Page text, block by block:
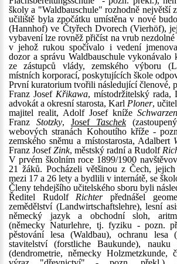
školy a "Waldbauschule" rozhodně největší
učiliště byla zpočátku umístěna v nové
(Hannhof) ve Čtyřech Dvorech (Vierhöf),
vybavení lze rovněž přičíst na vrub
v jehož rukou spočívalo i vedení
dozor a správu Waldbauschule vykonávalo
ze zástupců vlády, zemského výboru
místních korporací, poskytujících škole
První kuratorium tvořili následující členové,
Franz Josef Křikawa, místodržitelský rada,
advokát a okresní starosta, Karl Ploner,
majitel realit, Adolf Josef kníže
Franz Stotzky, Josef Taschek
webových stranách Kohoutího kříže -
zemského sněmu a místostarosta, Adalbert
Franz JosefZink, městský radní a Rudolf
V prvém školním roce 1899/1900
21 žáků. Pocházeli většinou z Čech,
mezi 17 a 26 lety a bydlili v internátě, se
Členy tehdejšího učitelského sboru byli
Ředitel Rudolf Richterpřednášel
zemědělství (Landwirtschaftslehre), lesní
německý jazyk a obchodní sloh,
(německy Naturlehre, tj. fyziku - pozn.
pěstování lesa (Waldbau), ochranu lesa
stavitelství (forstliche Baukunde), nauku
(dendrometrie, německy